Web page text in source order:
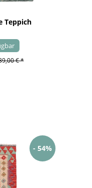
Teppich
€ *
- 54%